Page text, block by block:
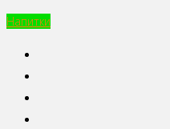
Напитки